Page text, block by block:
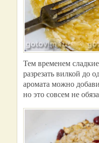
Тем временем
разрезать вилкой до
аромата можно
но это совсем не